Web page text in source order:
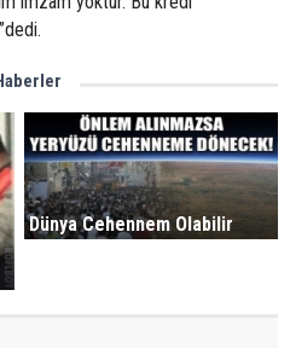
Dünya Cehennem Olabilir